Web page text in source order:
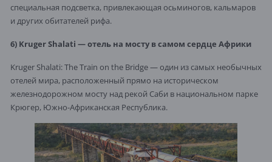
специальная подсветка, привлекающая осьминогов, кальмаров
и других обитателей рифа.
6) Kruger Shalati — отель на мосту в самом сердце Африки
Kruger Shalati: The Train on the Bridge — один из самых необычных
отелей мира, расположенный прямо на историческом
железнодорожном мосту над рекой Саби в национальном парке
Крюгер, Южно-Африканская Республика.